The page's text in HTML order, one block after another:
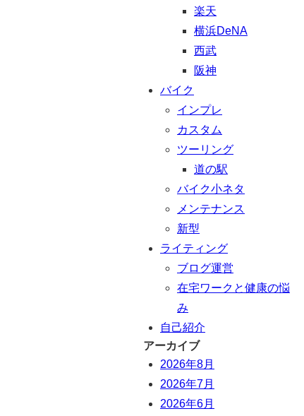
楽天
横浜DeNA
西武
阪神
バイク
インプレ
カスタム
ツーリング
道の駅
バイク小ネタ
メンテナンス
新型
ライティング
ブログ運営
在宅ワークと健康の悩
み
自己紹介
アーカイブ
2026年8月
2026年7月
2026年6月